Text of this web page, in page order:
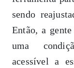
sendo
Então, a
uma
acessível a